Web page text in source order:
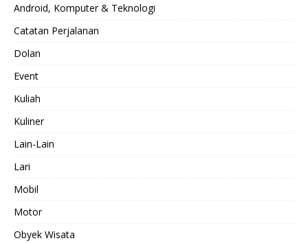
Android, Komputer & Teknologi
Catatan Perjalanan
Dolan
Event
Kuliah
Kuliner
Lain-Lain
Lari
Mobil
Motor
Obyek Wisata